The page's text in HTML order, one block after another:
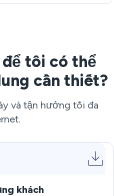
tôi có thể
cần thiết?
và tận hưởng tối đa
khách